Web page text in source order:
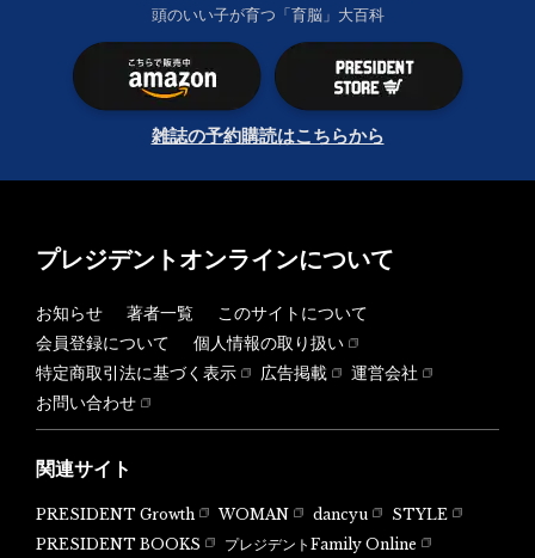
頭のいい子が育つ「育脳」大百科
雑誌の予約購読はこちらから
プレジデントオンラインについて
お知らせ 著者一覧
このサイトについて
会員登録について
個人情報の取り扱い
特定商取引法に基づく表示
広告掲載
運営会社
お問い合わせ
関連サイト
PRESIDENT Growth WOMAN dancyu
STYLE
PRESIDENT BOOKS
プレジデントFamily Online